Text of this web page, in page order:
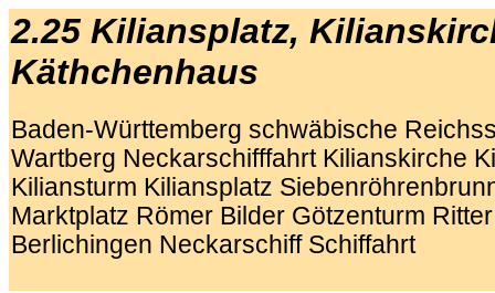
2.25 Kiliansplatz,
Käthchenhaus
Baden-Württemberg schwäbische
Wartberg Neckarschifffahrt Kilianskirche
Kiliansturm Kiliansplatz
Marktplatz Römer Bilder Götzenturm
Berlichingen Neckarschiff Schiffahrt